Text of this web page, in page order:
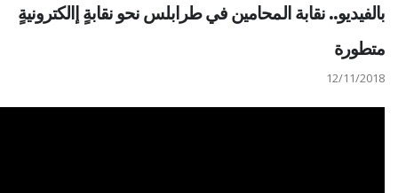
بالفيديو.. نقابة المحامين في طرابلس نحو نقابةٍ إالكترونيةٍ
متطورة
12/11/2018